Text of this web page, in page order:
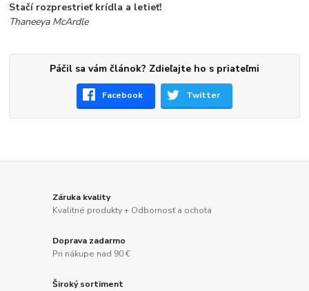
Stačí rozprestrieť krídla a letieť!
Thaneeya McArdle
Páčil sa vám článok? Zdieľajte ho s priateľmi
Facebook Twitter
Záruka kvality
Kvalitné produkty + Odbornosť a ochota
Doprava zadarmo
Pri nákupe nad 90 €
Široký sortiment